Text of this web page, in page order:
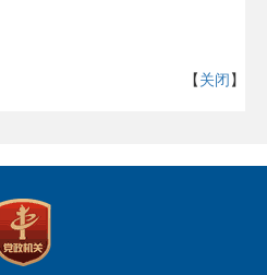
【关闭】